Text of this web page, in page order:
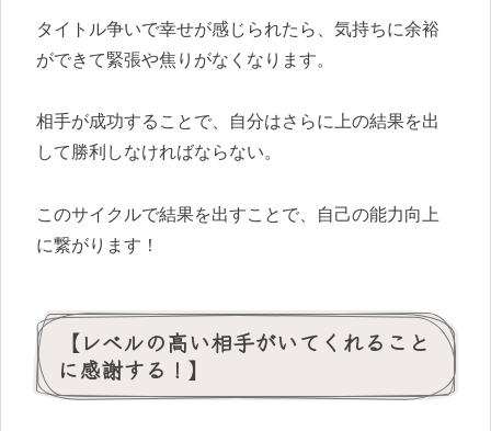
タイトル争いで幸せが感じられたら、気持ちに余裕
ができて緊張や焦りがなくなります。
相手が成功することで、自分はさらに上の結果を出
して勝利しなければならない。
このサイクルで結果を出すことで、自己の能力向上
に繋がります！
【レベルの高い相手がいてくれること
に感謝する！】